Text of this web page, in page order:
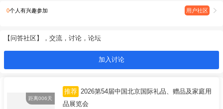
0个人有兴趣参加 用户社区
【问答社区】，交流，讨论，论坛
加入讨论
距离006天
推荐 2026第54届中国北京国际礼品、赠品及家庭用
品展览会